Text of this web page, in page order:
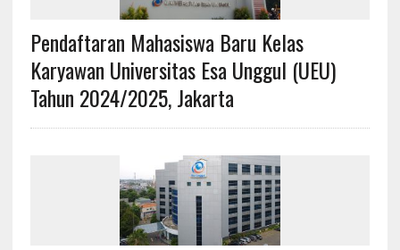
Pendaftaran Mahasiswa Baru Kelas
Karyawan Universitas Esa Unggul (UEU)
Tahun 2024/2025, Jakarta